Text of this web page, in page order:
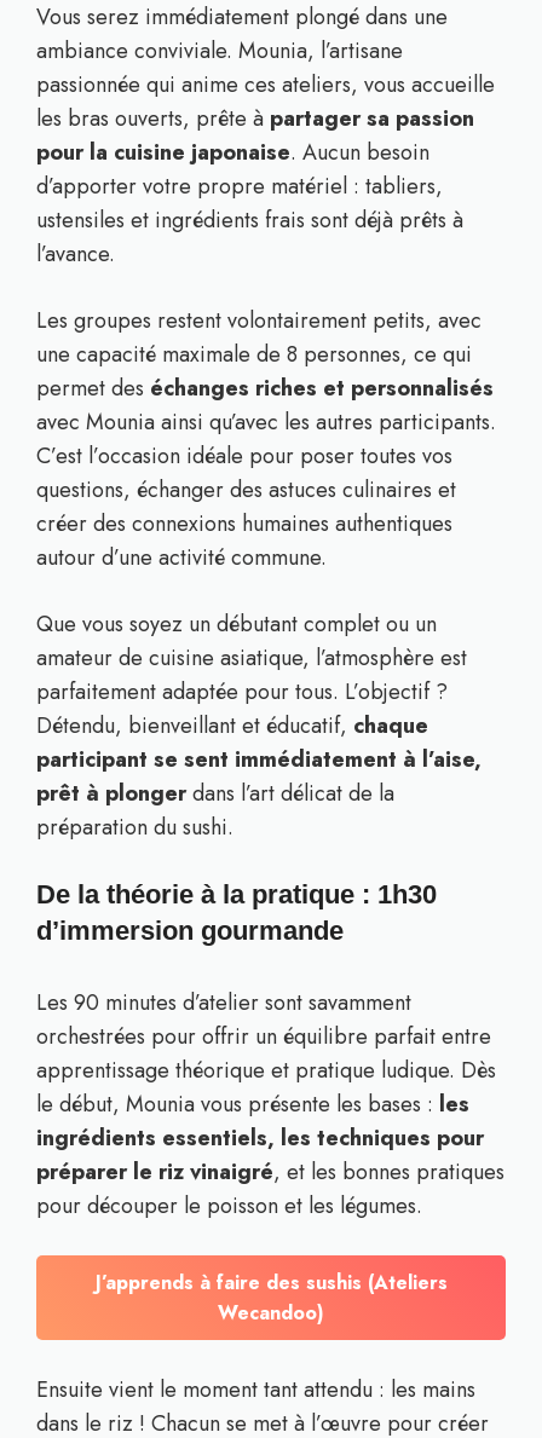
Vous serez immédiatement plongé dans une
ambiance conviviale. Mounia, l’artisane
passionnée qui anime ces ateliers, vous accueille
les bras ouverts, prête à partager sa passion
pour la cuisine japonaise. Aucun besoin
d’apporter votre propre matériel : tabliers,
ustensiles et ingrédients frais sont déjà prêts à
l’avance.
Les groupes restent volontairement petits, avec
une capacité maximale de 8 personnes, ce qui
permet des échanges riches et personnalisés
avec Mounia ainsi qu’avec les autres participants.
C’est l’occasion idéale pour poser toutes vos
questions, échanger des astuces culinaires et
créer des connexions humaines authentiques
autour d’une activité commune.
Que vous soyez un débutant complet ou un
amateur de cuisine asiatique, l’atmosphère est
parfaitement adaptée pour tous. L’objectif ?
Détendu, bienveillant et éducatif, chaque
participant se sent immédiatement à l’aise,
prêt à plongerdans l’art délicat de la
préparation du sushi.
De la théorie à la pratique : 1h30
d’immersion gourmande
Les 90 minutes d’atelier sont savamment
orchestrées pour offrir un équilibre parfait entre
apprentissage théorique et pratique ludique. Dès
le début, Mounia vous présente les bases : les
ingrédients essentiels, les techniques pour
préparer le riz vinaigré, et les bonnes pratiques
pour découper le poisson et les légumes.
J’apprends à faire des sushis (Ateliers
Wecandoo)
Ensuite vient le moment tant attendu : les mains
dans le riz ! Chacun se met à l’œuvre pour créer